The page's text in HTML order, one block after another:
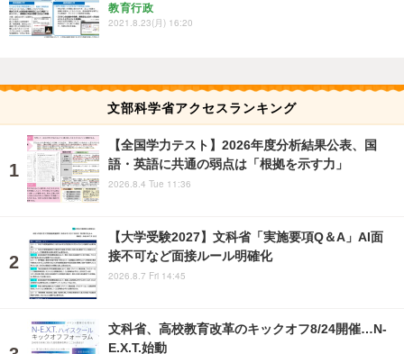
教育行政
2021.8.23(月) 16:20
文部科学省アクセスランキング
【全国学力テスト】2026年度分析結果公表、国
語・英語に共通の弱点は「根拠を示す力」
2026.8.4 Tue 11:36
【大学受験2027】文科省「実施要項Q＆A」AI面
接不可など面接ルール明確化
2026.8.7 Fri 14:45
文科省、高校教育改革のキックオフ8/24開催…N-
E.X.T.始動